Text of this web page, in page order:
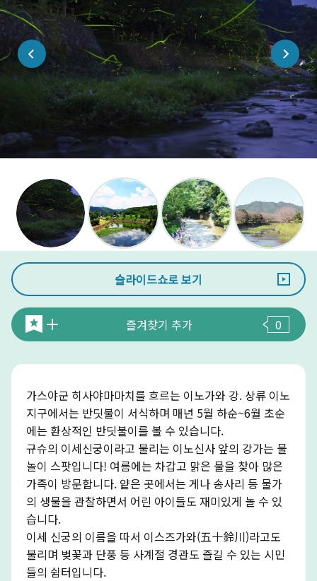
슬라이드쇼로 보기
즐겨찾기 추가 0
가스야군 히사야마마치를 흐르는 이노가와 강. 상류 이노
지구에서는 반딧불이 서식하며 매년 5월 하순~6월 초순
에는 환상적인 반딧불이를 볼 수 있습니다.
규슈의 이세신궁이라고 불리는 이노신사 앞의 강가는 물
놀이 스팟입니다! 여름에는 차갑고 맑은 물을 찾아 많은
가족이 방문합니다. 얕은 곳에서는 게나 송사리 등 물가
의 생물을 관찰하면서 어린 아이들도 재미있게 놀 수 있
습니다.
이세 신궁의 이름을 따서 이스즈가와(五十鈴川)라고도
불리며 벚꽃과 단풍 등 사계절 경관도 즐길 수 있는 시민
들의 쉼터입니다.